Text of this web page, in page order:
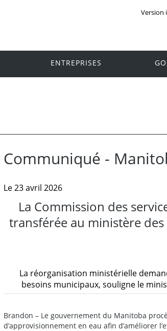
Version
ENTREPRISES
Communiqué -
Le 23 avril 2026
La Commission des
transférée au ministère
La réorganisation ministérielle
besoins municipaux, souligne le
Brandon – Le gouvernement du Manitoba
d’approvisionnement en eau afin d’améliorer